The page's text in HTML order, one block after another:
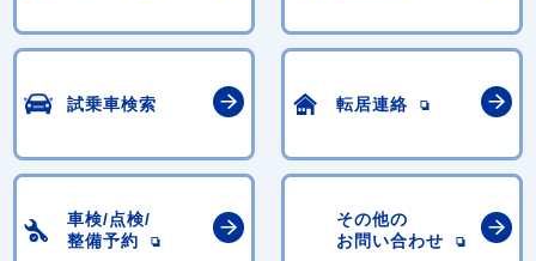
試乗車検索 転居連絡
車検/点検/
整備予約
その他の
お問い合わせ